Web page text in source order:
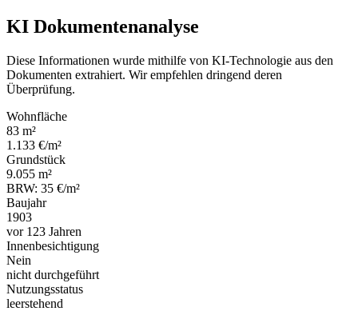
KI Dokumentenanalyse
Diese Informationen wurde mithilfe von KI-Technologie aus den
Dokumenten extrahiert. Wir empfehlen dringend deren
Überprüfung.
Wohnfläche
83 m²
1.133 €/m²
Grundstück
9.055 m²
BRW: 35 €/m²
Baujahr
1903
vor 123 Jahren
Innenbesichtigung
Nein
nicht durchgeführt
Nutzungsstatus
leerstehend